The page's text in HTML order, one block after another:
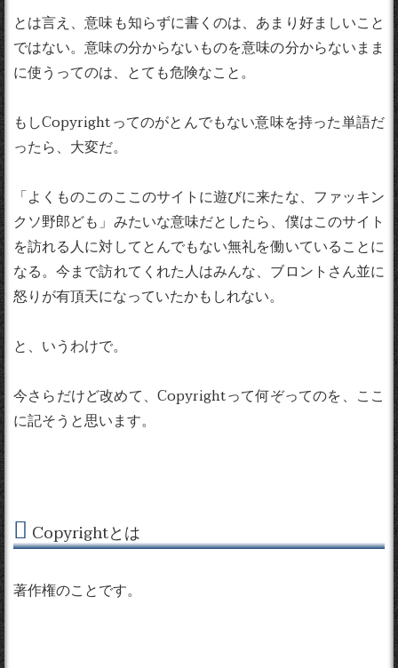
とは言え、意味も知らずに書くのは、あまり好ましいこと
ではない。意味の分からないものを意味の分からないまま
に使うってのは、とても危険なこと。
もしCopyrightってのがとんでもない意味を持った単語だ
ったら、大変だ。
「よくものこのここのサイトに遊びに来たな、ファッキン
クソ野郎ども」みたいな意味だとしたら、僕はこのサイト
を訪れる人に対してとんでもない無礼を働いていることに
なる。今まで訪れてくれた人はみんな、ブロントさん並に
怒りが有頂天になっていたかもしれない。
と、いうわけで。
今さらだけど改めて、Copyrightって何ぞってのを、ここ
に記そうと思います。
Copyrightとは
著作権のことです。